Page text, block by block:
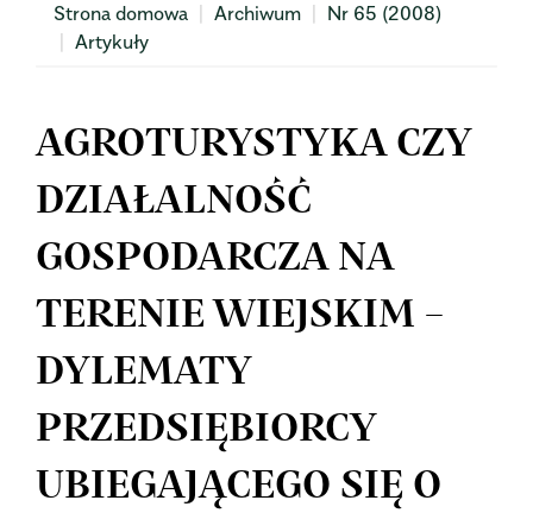
Strona domowa Archiwum
Nr 65 (2008)
Artykuły
AGROTURYSTYKA CZY
DZIAŁALNOŚĆ
GOSPODARCZA NA
TERENIE WIEJSKIM –
DYLEMATY
PRZEDSIĘBIORCY
UBIEGAJĄCEGO SIĘ O